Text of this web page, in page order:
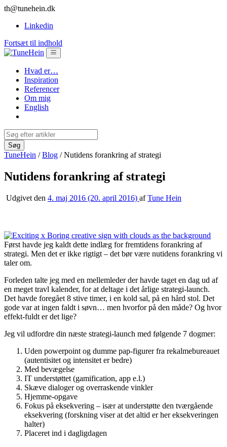
th@tunehein.dk
Linkedin
Fortsæt til indhold
Hvad er…
Inspiration
Referencer
Om mig
English
TuneHein /Blog /Nutidens forankring af strategi
Nutidens forankring af strategi
Udgivet den 4. maj 2016 (20. april 2016) af Tune Hein
Først havde jeg kaldt dette indlæg for fremtidens forankring af
strategi. Men det er ikke rigtigt – det bør være nutidens forankring vi
taler om.
Forleden talte jeg med en mellemleder der havde taget en dag ud af
en meget travl kalender, for at deltage i det årlige strategi-launch.
Det havde foregået 8 stive timer, i en kold sal, på en hård stol. Det
gode var at ingen faldt i søvn… men hvorfor på den måde? Og hvor
effekt-fuldt er det lige?
Jeg vil udfordre din næste strategi-launch med følgende 7 dogmer:
Uden powerpoint og dumme pap-figurer fra rekalmebureauet
(autentisitet og intensitet er bedre)
Med bevægelse
IT understøttet (gamification, app e.l.)
Skæve dialoger og overraskende vinkler
Hjemme-opgave
Fokus på eksekvering – især at understøtte den tværgående
eksekvering (forskning viser at det altid er her eksekveringen
halter)
Placeret ind i dagligdagen